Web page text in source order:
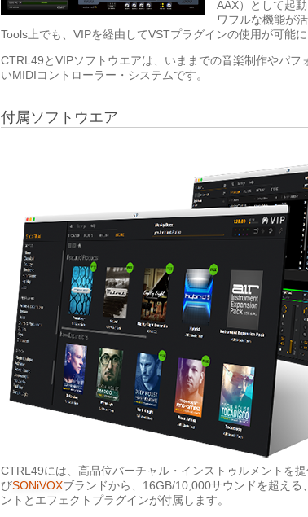
AAX）として起
ワフルな機能が
Tools上でも、VIPを経由してVSTプラグインの使用が可能に
CTRL49とVIPソフトウエアは、いままでの音楽制作やパフ
いMIDIコントローラー・システムです。
付属ソフトウエア
CTRL49には、高品位バーチャル・インストゥルメントを
びSONiVOXブランドから、16GB/10,000サウンドを超え
ントとエフェクトプラグインが付属します。